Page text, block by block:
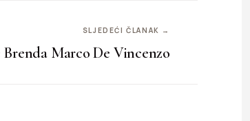
SLJEDEĆI ČLANAK →
Marco De Vincenzo